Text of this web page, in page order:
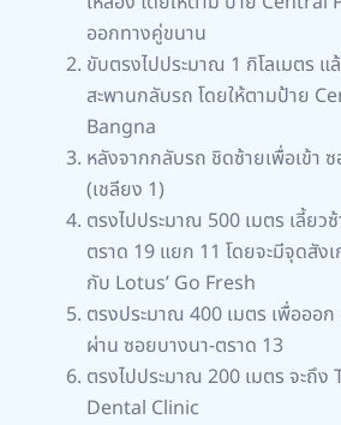
ออกทางคู่ขนาน
ขับตรงไปประมาณ 1 กิโลเมตร แ
สะพานกลับรถ โดยให้ตามป้าย
Bangna
หลังจากกลับรถ ชิดซ้ายเพื่อเข้า
(เชลียง 1)
ตรงไปประมาณ 500 เมตร เลี้ยว
ตราด 19 แยก 11 โดยจะมีจุดสัง
กับ Lotus’ Go Fresh
ตรงประมาณ 400 เมตร เพื่อออ
ผ่าน ซอยบางนา-ตราด 13
ตรงไปประมาณ 200 เมตร จะถึ
Dental Clinic